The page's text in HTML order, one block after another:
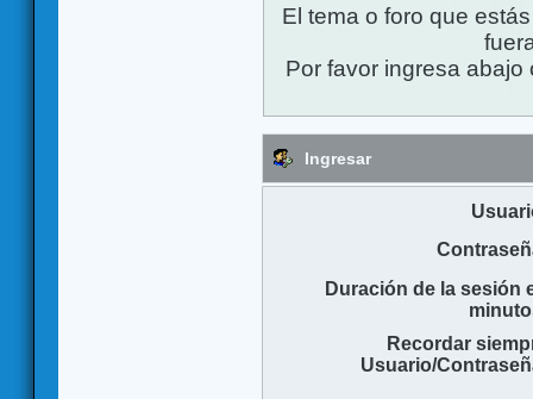
El tema o foro que
Por favor ingresa
Ingresar
Duración de la sesión
Recordar
Usuario/